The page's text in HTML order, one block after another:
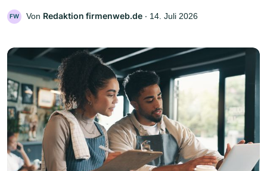
FW Von Redaktion firmenweb.de ‧ 14. Juli 2026